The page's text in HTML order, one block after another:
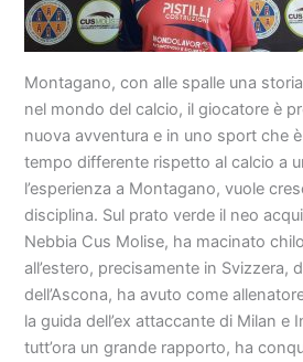
Montagano, con alle spalle una
nel mondo del calcio, il giocatore è
nuova avventura e in uno sport che
tempo differente rispetto al calcio a
l’esperienza a Montagano, vuole
disciplina. Sul prato verde il neo
Nebbia Cus Molise, ha macinato
all’estero, precisamente in Svizzera,
dell’Ascona, ha avuto come
la guida dell’ex attaccante di Milan e
tutt’ora un grande rapporto, ha